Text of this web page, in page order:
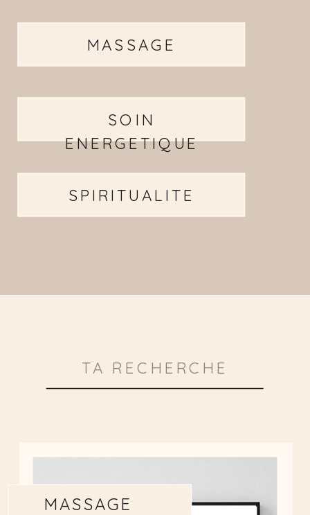
MASSAGE
SOIN
ENERGETIQUE
SPIRITUALITE
MASSAGE
Search
for: